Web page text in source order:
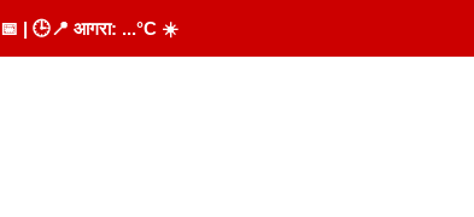
📅 | 🕒📍 आगरा: ...°C ☀️